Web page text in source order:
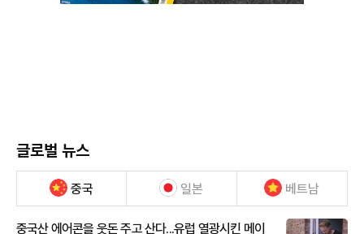
글로벌 뉴스
중국 일본 베트남
중국산 에어콘을 웃돈 주고 산다...유럽 열광시킨 메이